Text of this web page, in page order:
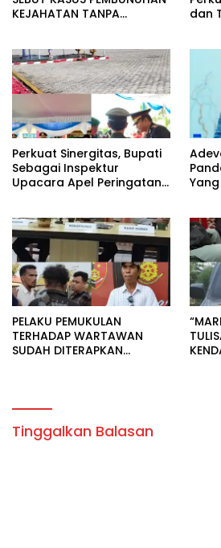
KEJAHATAN TANPA
MUSYAWARAH
dan
Perkuat Sinergitas, Bupati
Sebagai Inspektur
Upacara Apel Peringatan
Yang Ada
PELAKU PEMUKULAN
TERHADAP WARTAWAN
SUDAH DITERAPKAN
Tinggalkan Balasan